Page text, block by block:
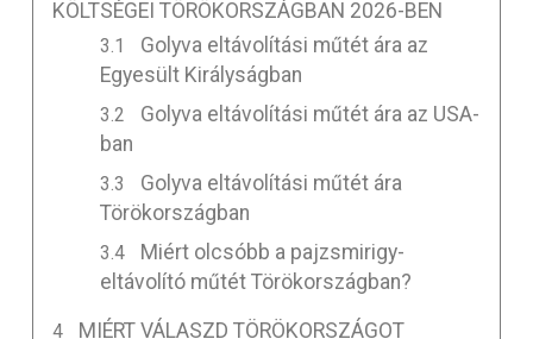
KÖLTSÉGEI TÖRÖKORSZÁGBAN 2026-BEN
Golyva eltávolítási műtét ára az
Egyesült Királyságban
Golyva eltávolítási műtét ára az USA-
ban
Golyva eltávolítási műtét ára
Törökországban
Miért olcsóbb a pajzsmirigy-
eltávolító műtét Törökországban?
MIÉRT VÁLASZD TÖRÖKORSZÁGOT